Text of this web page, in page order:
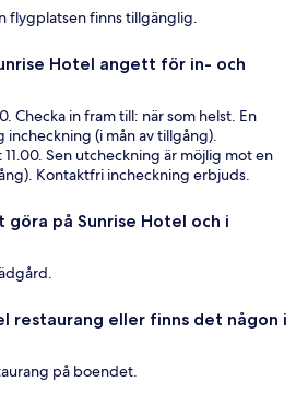
flygplatsen finns tillgänglig.
Hotel angett för in- och
Checka in fram till: när som helst. En
(i mån av tillgång).
Sen utcheckning är möjlig mot en
Kontaktfri incheckning erbjuds.
på Sunrise Hotel och i
restaurang eller finns det någon i
på boendet.